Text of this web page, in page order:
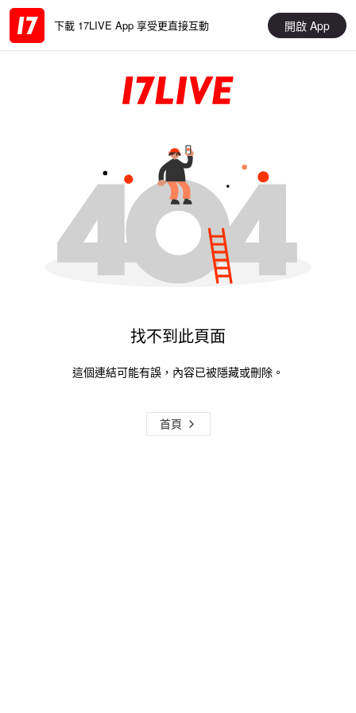
下載 17LIVE App 享受更直接互動 開啟 App
找不到此頁面
這個連結可能有誤，內容已被隱藏或刪除。
首頁